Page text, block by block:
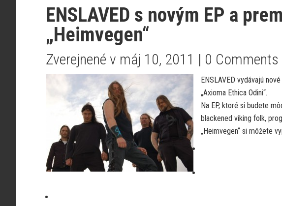
ENSLAVED s novým EP a
„Heimvegen“
Zverejnené v máj 10, 2011 | 0 Comments
ENSLAVED vydávajú
„Axioma Ethica Odini“.
Na EP, ktoré si budete
blackened viking folk,
„Heimvegen“ si môžete